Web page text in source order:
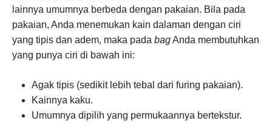
lainnya umumnya berbeda dengan pakaian. Bila pada
pakaian, Anda menemukan kain dalaman dengan ciri
yang tipis dan adem, maka pada bagAnda membutuhkan
yang punya ciri di bawah ini:
Agak tipis (sedikit lebih tebal dari furing pakaian).
Kainnya kaku.
Umumnya dipilih yang permukaannya bertekstur.